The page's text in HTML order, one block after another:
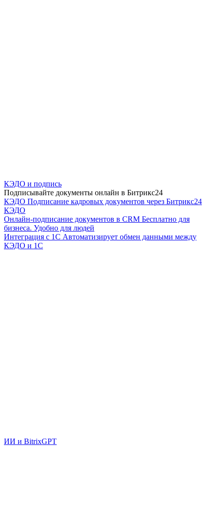
КЭДО и подпись
Подписывайте документы онлайн в Битрикс24
КЭДО Подписание кадровых документов через Битрикс24
КЭДО
Онлайн-подписание документов в CRM Бесплатно для
бизнеса. Удобно для людей
Интеграция с 1С Автоматизирует обмен данными между
КЭДО и 1С
ИИ и BitrixGPT